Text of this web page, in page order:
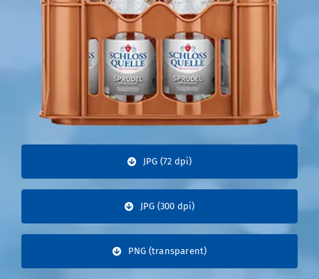
JPG (72 dpi)
JPG (300 dpi)
PNG (transparent)